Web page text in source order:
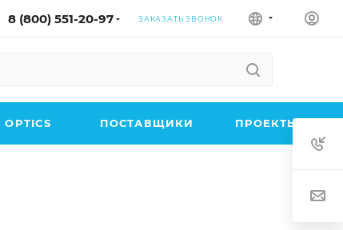
8 (800) 551-20-97 ЗАКАЗАТЬ ЗВОНОК
ПОСТАВЩИКИ ПРОЕКТЫ